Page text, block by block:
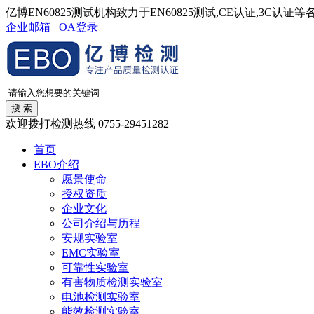
亿博EN60825测试机构致力于EN60825测试,CE认证,3C认证等
企业邮箱 | OA登录
欢迎拨打检测热线 0755-29451282
首页
EBO介绍
愿景使命
授权资质
企业文化
公司介绍与历程
安规实验室
EMC实验室
可靠性实验室
有害物质检测实验室
电池检测实验室
能效检测实验室